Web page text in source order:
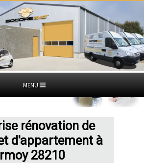
MENU
rénovation de
d'appartement à
28210